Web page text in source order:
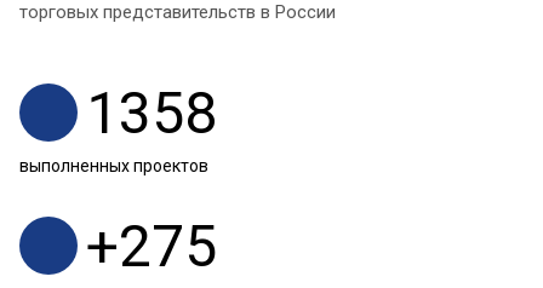
торговых представительств в России
1358
выполненных проектов
+275